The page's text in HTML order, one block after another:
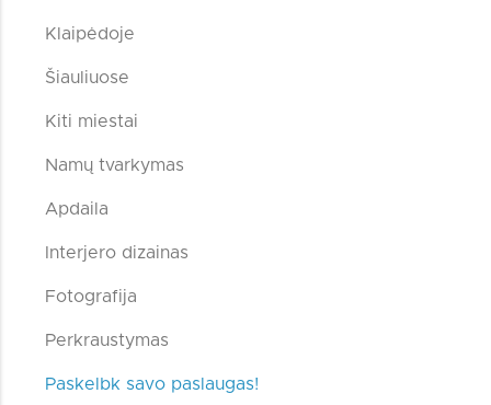
Klaipėdoje
Šiauliuose
Kiti miestai
Namų tvarkymas
Apdaila
Interjero dizainas
Fotografija
Perkraustymas
Paskelbk savo paslaugas!